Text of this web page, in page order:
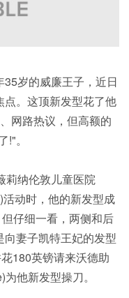
岁的威廉王子，近日
。这顶新发型花了他
网路热议，但高额的
。
纳伦敦儿童医院
动时，他的新发型成
仔细一看，两侧和后
妻子凯特王妃的发型
180英镑请来沃德助
他新发型操刀。